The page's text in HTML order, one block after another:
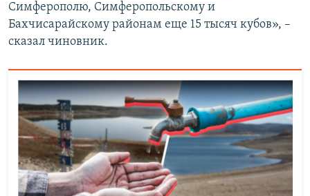
Симферополю, Симферопольскому и
Бахчисарайскому районам еще 15 тысяч кубов», –
сказал чиновник.